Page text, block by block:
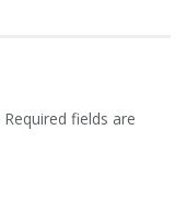
Required fields are